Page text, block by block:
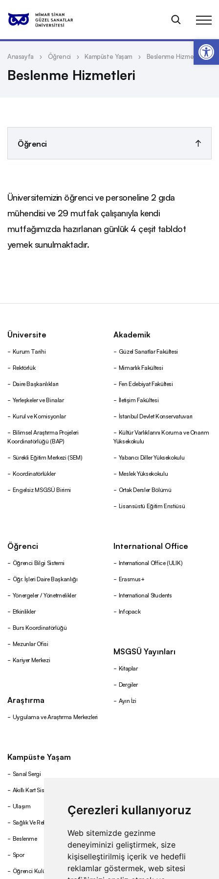
Çerezleri kullanıyoruz
Web sitemizde gezinme
deneyiminizi geliştirmek, size
kişiselleştirilmiş içerik ve hedefli
reklamlar göstermek, web sitesi
Anasayfa Öğrenci Kampüste Yaşam Beslenme Hizmetleri
Beslenme Hizmetleri
Öğrenci
Burs
Ödül
Kampüste Yaşam
Kural ve Düzenlemeler
İlişik Kesme / Geçici Mezuniyet Belgesi / Diploma /
Diploma Eki
Kariyer Merkezi
Üniversitemizin öğrenci ve personeline 2 gıda
mühendisi ve 29 mutfak çalışanıyla kendi
mutfağımızda hazırlanan günlük 4 çeşit tabldot
yemek sunulmaktadır.
Üniversite
Kurum Tarihi
Rektörlük
Daire Başkanlıkları
Yerleşkeler ve Binalar
Kurul ve Komisyonlar
Bilimsel Araştırma Projeleri
Koordinatörlüğü (BAP)
Sürekli Eğitim Merkezi (SEM)
Koordinatörlükler
Engelsiz MSGSÜ Birimi
Akademik
Güzel Sanatlar Fakültesi
Mimarlık Fakültesi
Fen Edebiyat Fakültesi
İletişim Fakültesi
İstanbul Devlet Konservatuvarı
Kültür Varlıklarını Koruma ve Onarım
Yüksekokulu
Yabancı Diller Yüksekokulu
Meslek Yüksekokulu
Ortak Dersler Bölümü
Lisansüstü Eğitim Enstiüsü
Öğrenci
Öğrenci Bilgi Sistemi
Öğr. İşleri Daire Başkanlığı
Yönergeler / Yönetmelikler
Etkinlikler
Burs Koordinatörlüğü
Mezunlar Ofisi
Kariyer Merkezi
Araştırma
Uygulama ve Araştırma Merkezleri
International Office
International Office (ULIK)
Erasmus+
International Students
Infopack
MSGSÜ Yayınları
Kitaplar
Dergiler
Ayın İzi
Kampüste Yaşam
Sanal Sergi
Akıllı Kart Sistemi
Ulaşım
Sağlık Ve Rehberlik
Beslenme
Spor
Öğrenci Kulüpleri